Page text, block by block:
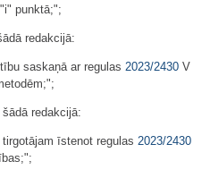
punktā;";
redakcijā:
saskaņā ar regulas 2023/2430 V
redakcijā:
īstenot regulas 2023/2430